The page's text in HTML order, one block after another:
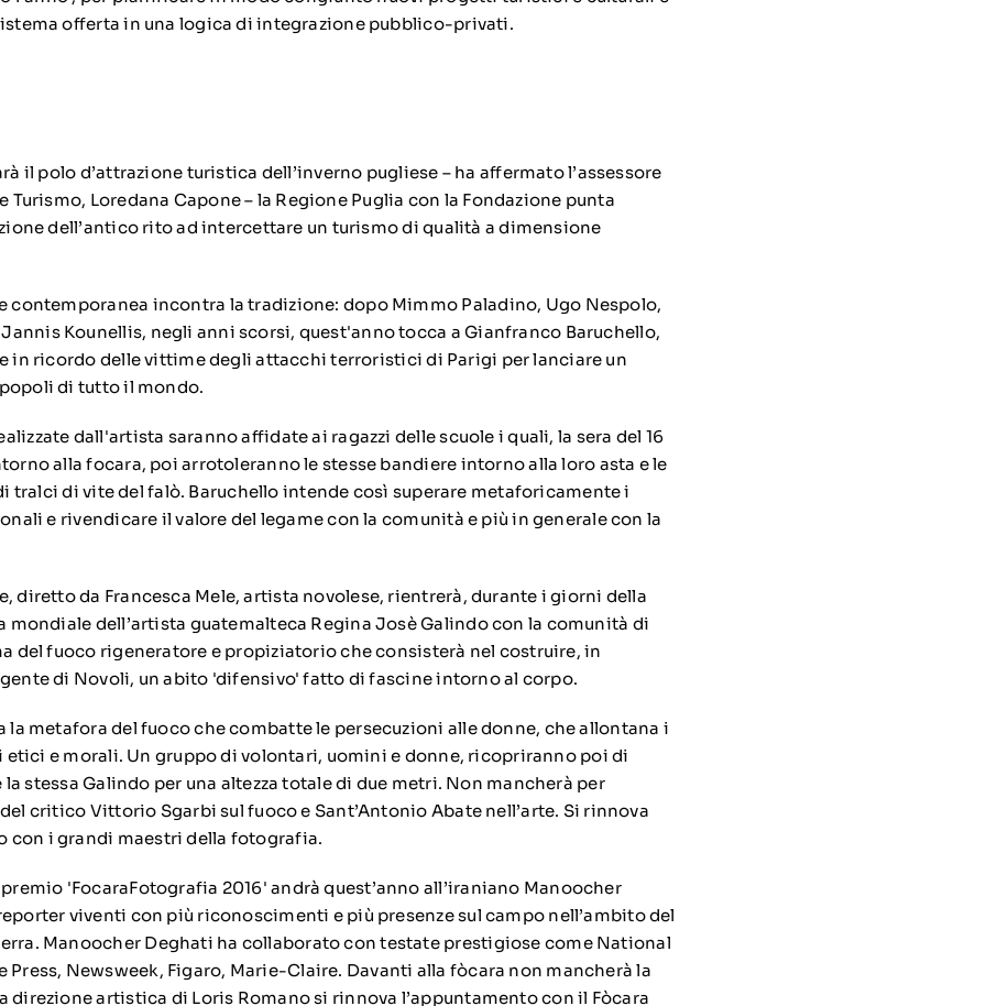
offerta in una logica di integrazione pubblico-privati.
il polo d’attrazione turistica dell’inverno pugliese – ha affermato l’assessore
Turismo, Loredana Capone – la Regione Puglia con la Fondazione punta
dell’antico rito ad intercettare un turismo di qualità a dimensione
contemporanea incontra la tradizione: dopo Mimmo Paladino, Ugo Nespolo,
Kounellis, negli anni scorsi, quest'anno tocca a Gianfranco Baruchello,
in ricordo delle vittime degli attacchi terroristici di Parigi per lanciare un
di tutto il mondo.
dall'artista saranno affidate ai ragazzi delle scuole i quali, la sera del 16
alla focara, poi arrotoleranno le stesse bandiere intorno alla loro asta e le
tralci di vite del falò. Baruchello intende così superare metaforicamente i
e rivendicare il valore del legame con la comunità e più in generale con la
diretto da Francesca Mele, artista novolese, rientrerà, durante i giorni della
mondiale dell’artista guatemalteca Regina Josè Galindo con la comunità di
del fuoco rigeneratore e propiziatorio che consisterà nel costruire, in
di Novoli, un abito 'difensivo' fatto di fascine intorno al corpo.
la metafora del fuoco che combatte le persecuzioni alle donne, che allontana i
e morali. Un gruppo di volontari, uomini e donne, ricopriranno poi di
stessa Galindo per una altezza totale di due metri. Non mancherà per
critico Vittorio Sgarbi sul fuoco e Sant’Antonio Abate nell’arte. Si rinnova
con i grandi maestri della fotografia.
'FocaraFotografia 2016' andrà quest’anno all’iraniano Manoocher
viventi con più riconoscimenti e più presenze sul campo nell’ambito del
Manoocher Deghati ha collaborato con testate prestigiose come National
Press, Newsweek, Figaro, Marie-Claire. Davanti alla fòcara non mancherà la
direzione artistica di Loris Romano si rinnova l’appuntamento con il Fòcara